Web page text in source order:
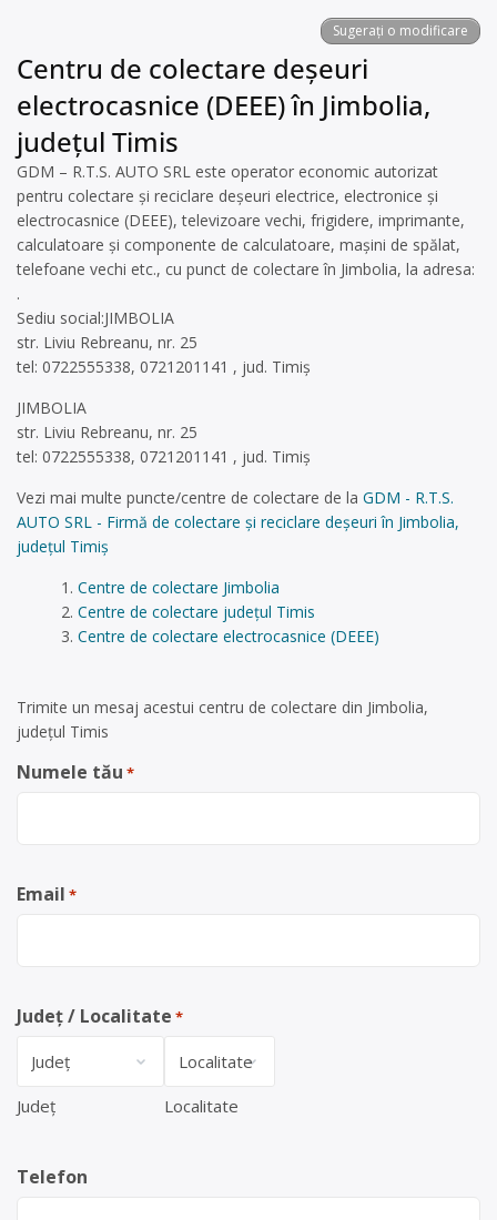
Sugerați o modificare
Centru de colectare deșeuri
electrocasnice (DEEE) în Jimbolia,
județul Timis
GDM – R.T.S. AUTO SRL este operator economic autorizat
pentru colectare și reciclare deșeuri electrice, electronice și
electrocasnice (DEEE), televizoare vechi, frigidere, imprimante,
calculatoare și componente de calculatoare, mașini de spălat,
telefoane vechi etc., cu punct de colectare în Jimbolia, la adresa:
.
Sediu social:JIMBOLIA
str. Liviu Rebreanu, nr. 25
tel: 0722555338, 0721201141 , jud. Timiș
JIMBOLIA
str. Liviu Rebreanu, nr. 25
tel: 0722555338, 0721201141 , jud. Timiș
Vezi mai multe puncte/centre de colectare de la GDM - R.T.S.
AUTO SRL - Firmă de colectare și reciclare deșeuri în Jimbolia,
județul Timiș
Centre de colectare Jimbolia
Centre de colectare județul Timis
Centre de colectare electrocasnice (DEEE)
Trimite un mesaj acestui centru de colectare din Jimbolia,
județul Timis
Numele tău *
Email *
Județ / Localitate *
Județ Localitate
Telefon